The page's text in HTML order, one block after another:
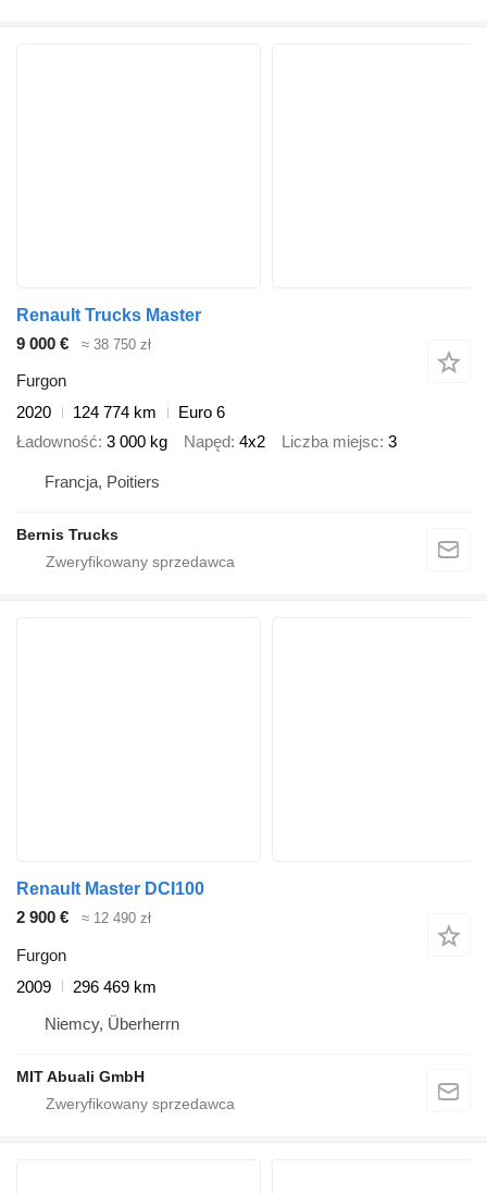
Renault Trucks Master
9 000 €
≈ 38 750 zł
Furgon
2020
124 774 km
Euro 6
Ładowność 3 000 kg Napęd 4x2 Liczba miejsc 3
Francja, Poitiers
Bernis Trucks
Renault Master DCI100
2 900 €
≈ 12 490 zł
Furgon
2009
296 469 km
Niemcy, Überherrn
MIT Abuali GmbH